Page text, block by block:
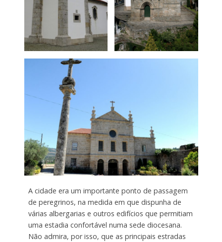
A cidade era um importante ponto de passagem
de peregrinos, na medida em que dispunha de
várias albergarias e outros edifícios que permitiam
uma estadia confortável numa sede diocesana.
Não admira, por isso, que as principais estradas